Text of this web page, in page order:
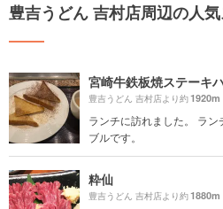
豊吉うどん 吉村店周辺の人
宮崎牛鉄板焼ステーキ
豊吉うどん 吉村店より約1920m
ランチに訪れました。 ラ
ブルです。
粋仙
豊吉うどん 吉村店より約1880m